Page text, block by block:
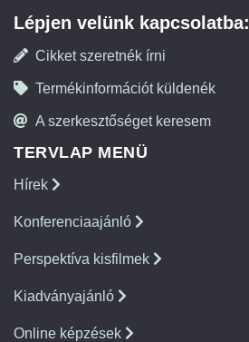
Lépjen velünk kapcsolatba:
Cikket szeretnék írni
Termékinformációt küldenék
A szerkesztőséget keresem
TERVLAP MENÜ
Hírek
Konferenciaajánló
Perspektíva kisfilmek
Kiadványajánló
Online képzések